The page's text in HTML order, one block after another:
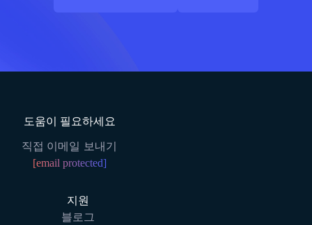
도움이 필요하세요
직접 이메일 보내기
[email protected]
지원
블로그